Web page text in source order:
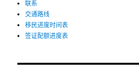
联系
交通路线
移民进度时间表
签证配额进度表